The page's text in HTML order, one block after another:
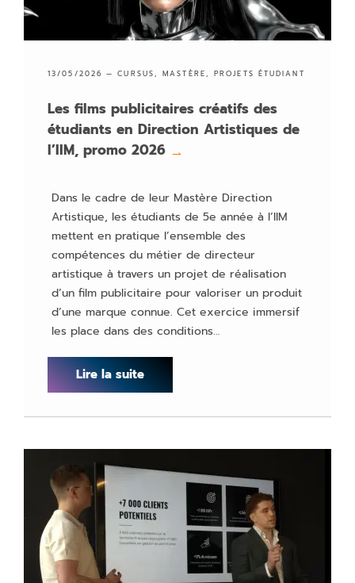
13/05/2026 —CURSUS,MASTÈRE,PROJETS ÉTUDIANT
Les films publicitaires créatifs des
étudiants en Direction Artistiques de
l’IIM, promo 2026 →
Dans le cadre de leur Mastère Direction
Artistique, les étudiants de 5e année à l’IIM
mettent en pratique l’ensemble des
compétences du métier de directeur
artistique à travers un projet de réalisation
d’un film publicitaire pour valoriser un produit
d’une marque connue. Cet exercice immersif
les place dans des conditions…
Lire la suite